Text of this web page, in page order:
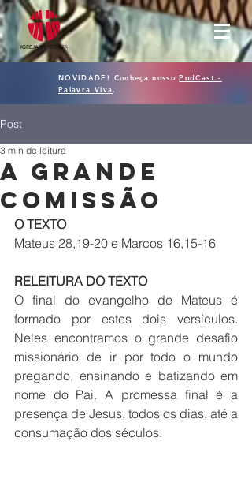
NOVIDADE! Conheça nossoPodCast -
Palavra Viva.
Post
A GRANDE
COMISSÃO
3 min de leitura
O TEXTO
Mateus 28,19-20 e Marcos 16,15-16
RELEITURA DO TEXTO
O final do evangelho de Mateus é
formado por estes dois versículos.
Neles encontramos o grande desafio
missionário de ir por todo o mundo
pregando, ensinando e batizando em
nome do Pai. A promessa final é a
presença de Jesus, todos os dias, até a
consumação dos séculos.